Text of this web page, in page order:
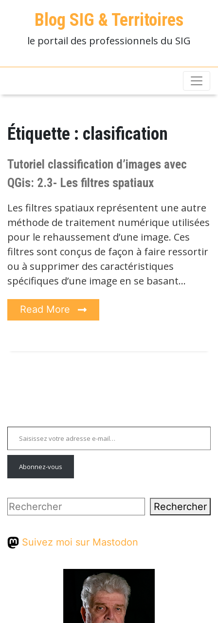
Blog SIG & Territoires
le portail des professionnels du SIG
Étiquette : clasification
Tutoriel classification d’images avec
QGis: 2.3- Les filtres spatiaux
Les filtres spatiaux représentent une autre
méthode de traitement numérique utilisées
pour le rehaussement d’une image. Ces
filtres sont conçus de façon à faire ressortir
ou à supprimer des caractéristiques
spécifiques d’une image en se basant…
Read More
Saisissez votre adresse e-mail…
Abonnez-vous
Rechercher Rechercher
Suivez moi sur Mastodon